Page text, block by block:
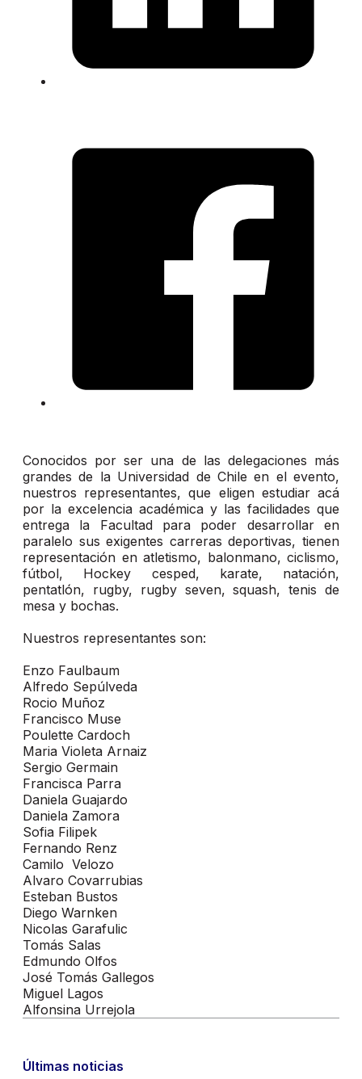
Conocidos por ser una de las delegaciones más
grandes de la Universidad de Chile en el evento,
nuestros representantes, que eligen estudiar acá
por la excelencia académica y las facilidades que
entrega la Facultad para poder desarrollar en
paralelo sus exigentes carreras deportivas, tienen
representación en atletismo, balonmano, ciclismo,
fútbol, Hockey cesped, karate, natación,
pentatlón, rugby, rugby seven, squash, tenis de
mesa y bochas.
Nuestros representantes son:
Enzo Faulbaum
Alfredo Sepúlveda
Rocio Muñoz
Francisco Muse
Poulette Cardoch
Maria Violeta Arnaiz
Sergio Germain
Francisca Parra
Daniela Guajardo
Daniela Zamora
Sofia Filipek
Fernando Renz
Camilo Velozo
Alvaro Covarrubias
Esteban Bustos
Diego Warnken
Nicolas Garafulic
Tomás Salas
Edmundo Olfos
José Tomás Gallegos
Miguel Lagos
Alfonsina Urrejola
Últimas noticias